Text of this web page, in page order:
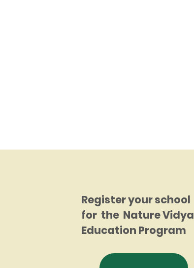
Register your school
for the Nature Vidya
Education Program